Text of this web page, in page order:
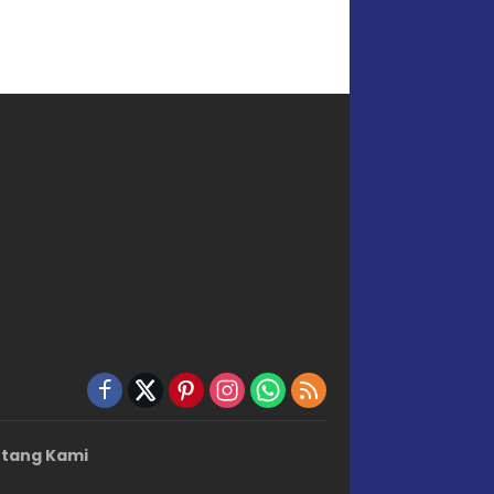
Kami